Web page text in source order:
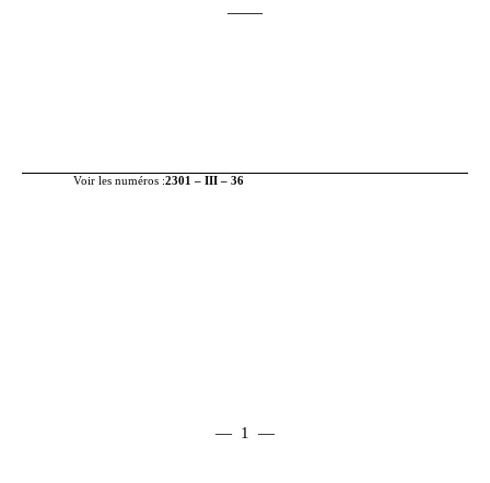
——
Voir les numéros :2301 – III – 36
— 1 —